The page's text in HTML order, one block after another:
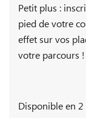
Petit plus :
pied de votre
effet sur vos
votre parcours !
Disponible en